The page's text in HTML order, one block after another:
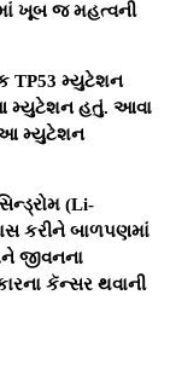
ખૂબ જ મહત્વની
TP53 મ્યુટેશન
મ્યુટેશન હતું. આવા
આ મ્યુટેશન
(Li-
કરીને બાળપણમાં
જીવનના
કૅન્સર થવાની